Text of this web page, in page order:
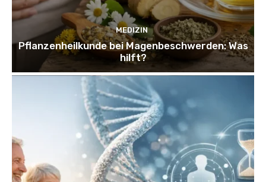
MEDIZIN
Pflanzenheilkunde bei Magenbeschwerden: Was
hilft?